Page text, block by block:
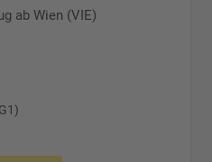
ab Wien (VIE)